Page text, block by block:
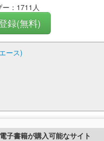
：1711人
録(無料)
ース)
電子書籍が購入可能なサイト